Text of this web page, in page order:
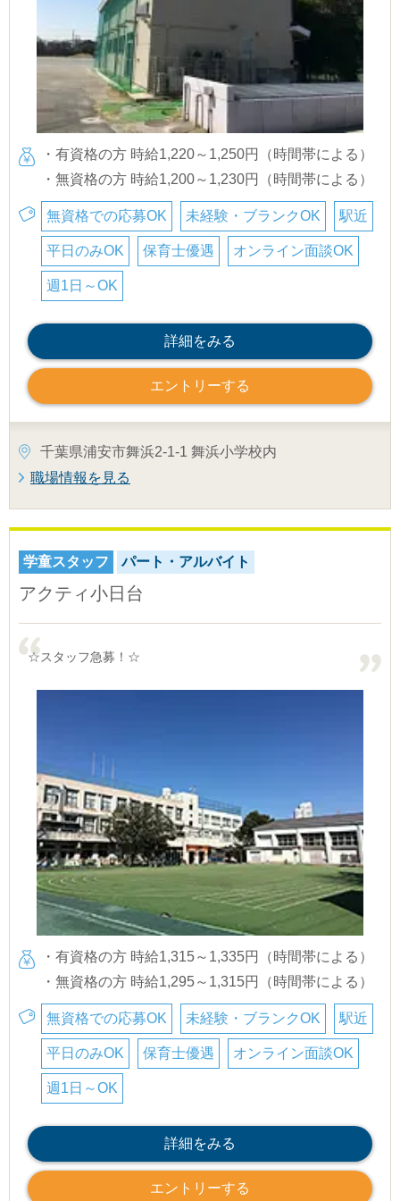
・有資格の方 時給1,220～1,250円（時間帯による）
・無資格の方 時給1,200～1,230円（時間帯による）
無資格での応募OK 未経験・ブランクOK 駅近
平日のみOK 保育士優遇 オンライン面談OK
週1日～OK
詳細をみる
エントリーする
千葉県浦安市舞浜2-1-1 舞浜小学校内
職場情報を見る
学童スタッフ パート・アルバイト
アクティ小日台
☆スタッフ急募！☆
・有資格の方 時給1,315～1,335円（時間帯による）
・無資格の方 時給1,295～1,315円（時間帯による）
無資格での応募OK 未経験・ブランクOK 駅近
平日のみOK 保育士優遇 オンライン面談OK
週1日～OK
詳細をみる
エントリーする